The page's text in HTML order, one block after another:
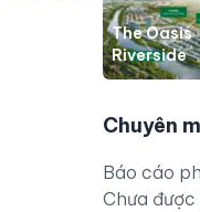
The Oasis
Riverside
Chuyên
Báo cáo
Chưa